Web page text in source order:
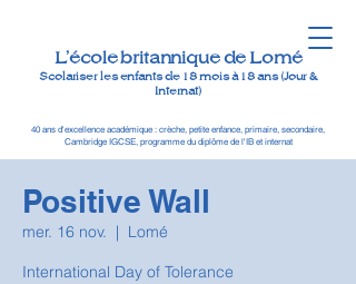
L'école britannique de Lomé
Scolariser les enfants de 18 mois à 18 ans (Jour &
Internat)
40 ans d'excellence académique : crèche, petite enfance, primaire, secondaire,
Cambridge IGCSE, programme du diplôme de l'IB et internat
Positive Wall
mer. 16 nov.
  |
Lomé
International Day of Tolerance